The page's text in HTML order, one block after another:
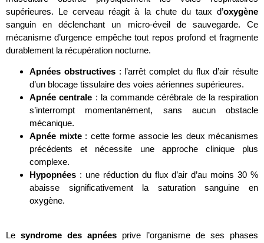
supérieures. Le cerveau réagit à la chute du taux d’oxygène
sanguin en déclenchant un micro-éveil de sauvegarde. Ce
mécanisme d’urgence empêche tout repos profond et fragmente
durablement la récupération nocturne.
Apnées obstructives: l’arrêt complet du flux d’air résulte
d’un blocage tissulaire des voies aériennes supérieures.
Apnée centrale : la commande cérébrale de la respiration
s’interrompt momentanément, sans aucun obstacle
mécanique.
Apnée mixte: cette forme associe les deux mécanismes
précédents et nécessite une approche clinique plus
complexe.
Hypopnées : une réduction du flux d’air d’au moins 30 %
abaisse significativement la saturation sanguine en
oxygène.
Le syndrome des apnées prive l’organisme de ses phases